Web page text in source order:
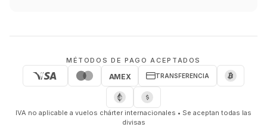
MÉTODOS DE PAGO ACEPTADOS
AMEX TRANSFERENCIA
IVA no aplicable a vuelos chárter internacionales • Se aceptan todas las
divisas